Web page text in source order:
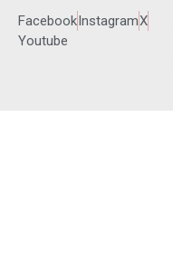
FacebookInstagramX
Youtube